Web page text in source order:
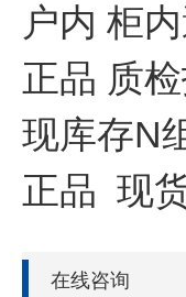
户内 柜
正品 质
现库存N
正品 现
在线咨询